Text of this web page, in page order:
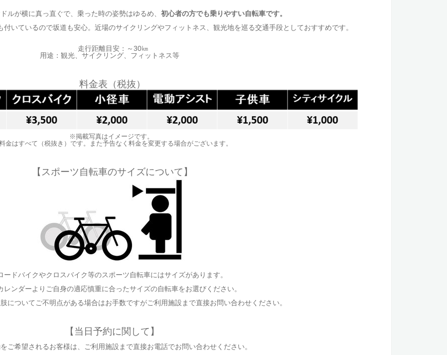
ルが横に真っ直ぐで、乗った時の姿勢はゆるめ、 初心者の方でも乗りやすい自転車です。
いているので坂道も安心。近場のサイクリングやフィットネス、観光地を巡る交通手段としておすすめです。
走行距離目安：～30㎞
用途：観光、サイクリング、フィットネス等
料金表（税抜）
※掲載写真はイメージです。
金はすべて（税抜き）です。また予告なく料金を変更する場合がございます。
【スポーツ自転車のサイズについて】
ードバイクやクロスバイク等のスポーツ自転車にはサイズがあります。
レンダーよりご自身の適応慎重に合ったサイズの自転車をお選びください。
についてご不明点がある場合はお手数ですがご利用施設まで直接お問い合わせください。
【当日予約に関して】
ご希望されるお客様は、ご利用施設まで直接お電話でお問い合わせください。